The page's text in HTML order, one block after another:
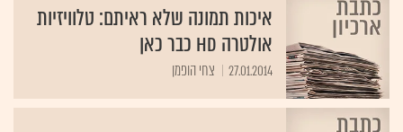
איכות תמונה שלא ראיתם: טלוויזיות
אולטרה HD כבר כאן
27.01.2014 צחי הופמן